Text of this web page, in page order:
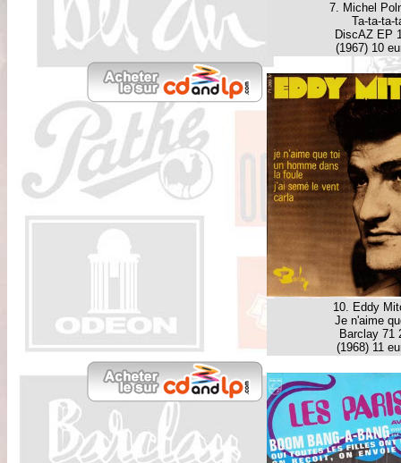
7. Michel
Ta-ta-ta-
DiscAZ EP
(1967) 10
10. Eddy
Je n'aime
Barclay 71
(1968) 11